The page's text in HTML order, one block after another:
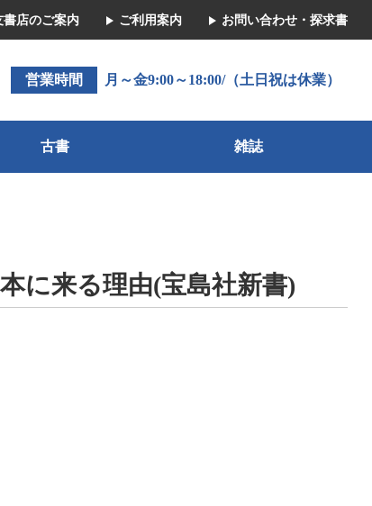
書店のご案内 ご利用案内 お問い合わせ・探求書
営業時間 月～金9:00～18:00/（土日祝は休業）
古書 雑誌
に来る理由(宝島社新書)